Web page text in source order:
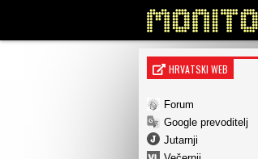
HRVATSKI WEB
Forum
Google prevoditelj
Jutarnji